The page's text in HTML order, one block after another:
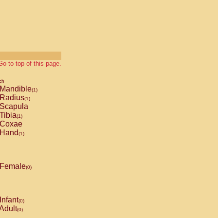
to top of this page.
Mandible(1)
Radius(1)
Scapula
Tibia(1)
Coxae
Hand(1)
Female(0)
Infant(0)
(0)